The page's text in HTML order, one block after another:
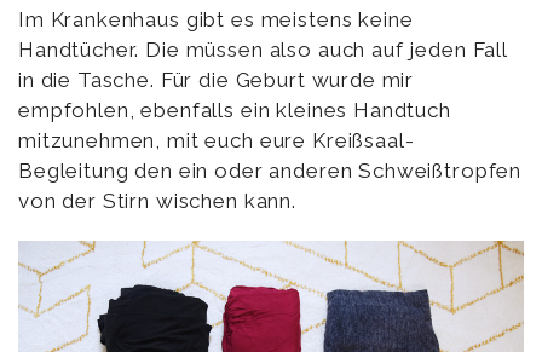
Im Krankenhaus gibt es meistens keine
Handtücher. Die müssen also auch auf jeden Fall
in die Tasche. Für die Geburt wurde mir
empfohlen, ebenfalls ein kleines Handtuch
mitzunehmen, mit euch eure Kreißsaal-
Begleitung den ein oder anderen Schweißtropfen
von der Stirn wischen kann.